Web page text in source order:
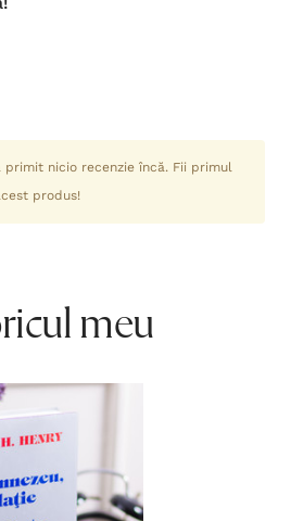
primit nicio recenzie încă. Fii primul
produs!
meu